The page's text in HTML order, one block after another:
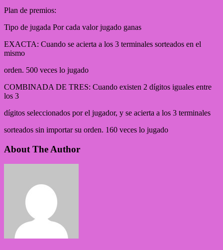
Plan de premios:
Tipo de jugada Por cada valor jugado ganas
EXACTA: Cuando se acierta a los 3 terminales sorteados en el
mismo
orden. 500 veces lo jugado
COMBINADA DE TRES: Cuando existen 2 dígitos iguales entre
los 3
dígitos seleccionados por el jugador, y se acierta a los 3 terminales
sorteados sin importar su orden. 160 veces lo jugado
About The Author